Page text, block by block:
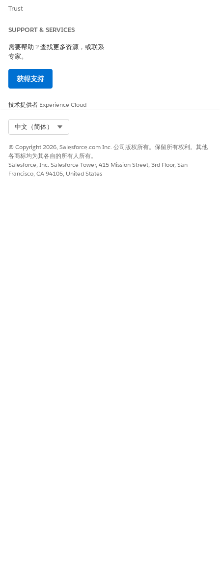
Trust
SUPPORT & SERVICES
需要帮助？查找更多资源，或联系
专家。
获得支持
技术提供者 Experience Cloud
中文（简体）
© Copyright 2026, Salesforce.com Inc. 公司版权所有。保留所有权利。其他
各商标均为其各自的所有人所有。
Salesforce, Inc. Salesforce Tower, 415 Mission Street, 3rd Floor, San
Francisco, CA 94105, United States